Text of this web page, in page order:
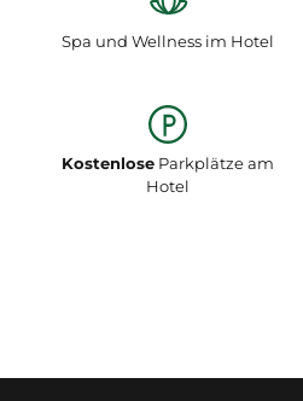
Spa und Wellness im Hotel
Kostenlose Parkplätze am
Hotel